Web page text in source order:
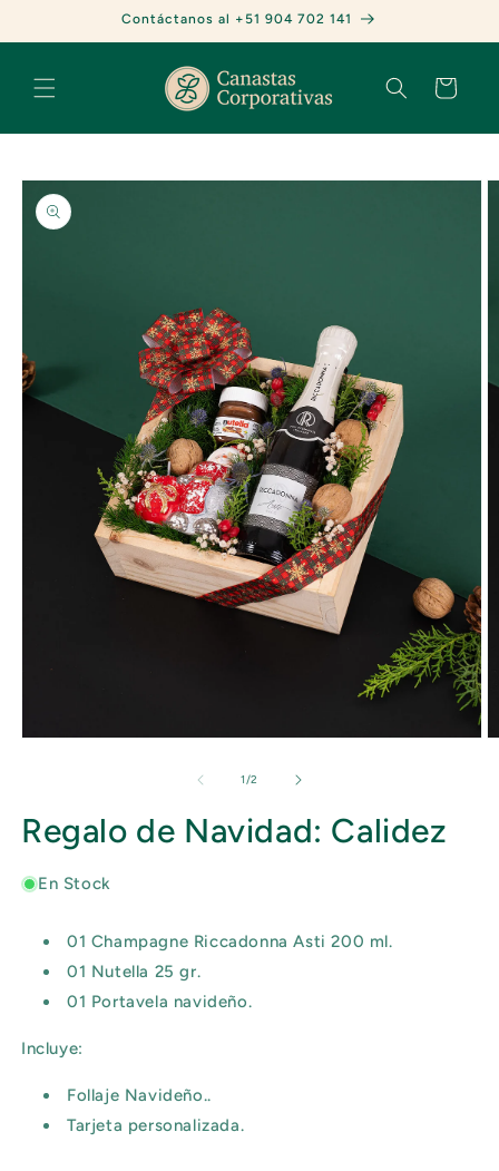
directamente
al contenido
Contáctanos al +51 904 702 141
Carrito
directamente
a la
información
una
ventana
1/de
2
Regalo de Navidad: Calidez
En Stock
01 Champagne Riccadonna Asti 200 ml.
01 Nutella 25 gr.
01 Portavela navideño.
Incluye:
Follaje Navideño..
Tarjeta personalizada.